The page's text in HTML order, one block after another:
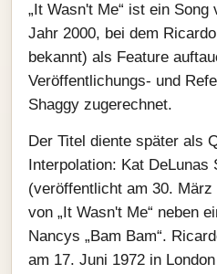
„It Wasn't Me“ ist ein Song
Jahr 2000, bei dem
bekannt) als Feature
Veröffentlichungs- und
Shaggy zugerechnet.
Der Titel diente später als
Interpolation: Kat DeLunas
(veröffentlicht am 30.
von „It Wasn't Me“ neben
Nancys „Bam Bam“.
am 17. Juni 1972 in